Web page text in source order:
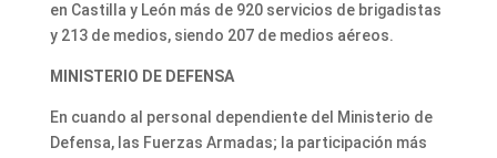
en Castilla y León más de 920 servicios de brigadistas
y 213 de medios, siendo 207 de medios aéreos.
MINISTERIO DE DEFENSA
En cuando al personal dependiente del Ministerio de
Defensa, las Fuerzas Armadas; la participación más